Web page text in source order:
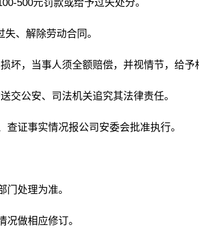
500元罚款或给予过失处分。
、解除劳动合同。
坏，当事人须全额赔偿，并视情节，给予
交公安、司法机关追究其法律责任。
证事实情况报公司安委会批准执行。
处理为准。
做相应修订。